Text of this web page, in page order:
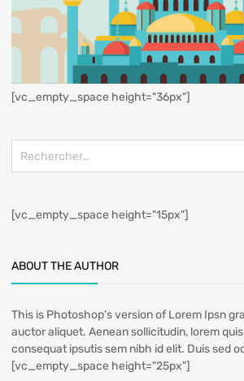
[vc_empty_space height="36px"]
[vc_empty_space height="15px"]
ABOUT THE AUTHOR
This is Photoshop's version of Lorem Ipsn
auctor aliquet. Aenean sollicitudin, lorem
consequat ipsutis sem nibh id elit. Duis sed
[vc_empty_space height="25px"]